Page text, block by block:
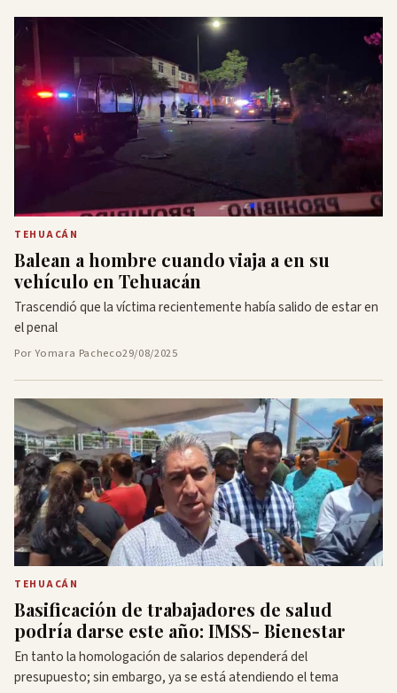
TEHUACÁN
Balean a hombre cuando viaja a en su
vehículo en Tehuacán
Trascendió que la víctima recientemente había salido de estar en
el penal
Por Yomara Pacheco29/08/2025
TEHUACÁN
Basificación de trabajadores de salud
podría darse este año: IMSS- Bienestar
En tanto la homologación de salarios dependerá del
presupuesto; sin embargo, ya se está atendiendo el tema